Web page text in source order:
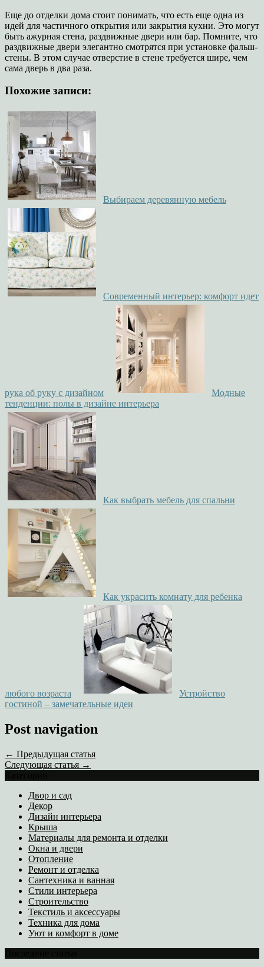
Еще до отделки дома стоит понимать, что есть еще одна из
идей для частичного открытия или закрытия кухни. Это могут
быть ажурная стена, раздвижные двери или бар. Помните, что
раздвижные двери элегантно смотрятся при установке фальш-
стены. В этом случае отверстие в стене требуется шире, чем
сама дверь в два раза.
Похожие записи:
Выбираем деревянную мебель
Современный интерьер: комфорт идет
рука об руку с дизайном
Модные
тенденции: полы в дизайне интерьера
Как выбрать мебель для спальни
Как украсить комнату для ребенка
любого возраста
Устройство
гостиной – замечательные идеи
Post navigation
← Предыдущая статья
Следующая статья →
Двор и сад
Декор
Дизайн интерьера
Крыша
Материалы для ремонта и отделки
Окна и двери
Отопление
Ремонт и отделка
Сантехника и ванная
Стили интерьера
Строительство
Текстиль и аксессуары
Техника для дома
Уют и комфорт в доме